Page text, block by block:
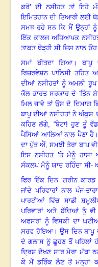
ਕਰੋ’ਦੀ ਨਸੀਹਤ ਤਾਂ ਇਹੋ
ਇਮਿਤਹਾਨ ਦੀ ਤਿਆਰੀ ਲਈ
ਸਮਝ ਰਹੇ ਸਨ ਕਿ ਮੈਂ ਉਨ੍ਹਾਂ ਨੂੰ
ਇੱਕ ਕਾਲਜ ਅਧਿਆਪਕ
ਤਾਕਤ ਥੋੜ੍ਹੀ ਸੀ ਜਿਸ ਨਾਲ
ਸਮਾਂ ਬੀਤਦਾ ਗਿਆ।ਬਾਪੂ
ਰਿਜ਼ਰਵੇਸ਼ਨ ਪਾਲਿਸੀ
ਦੀਆਂ ਨਸੀਹਤਾਂ ਨੂੰ ਅਮਲੀ ਰੂਪ
ਕੋਲ ਭਾਰਤ ਸਰਕਾਰ ਦੇ ‘ਤਿੰਨ
ਮਿਲ ਜਾਵੇ ਤਾਂ ਉਸ ਦੇ ਦਿਮਾਗ
ਬਾਪੂ ਦੀਆਂ ਨਸੀਹਤਾਂ ਨੇ ਅੰਕੁਸ਼
ਕਹਿਣ ਲੱਗੇ, “ਬੇਟਾ! ਹੁਣ ਤੂੰ
ਪੈਸਿਆਂ ਆਲਿਆਂ ਨਾਲ ਪੈਣਾ ਹੈ।
ਦਾ ਪੁੱਤ ਐਂ,ਸਮਝੀ ਤੇਰਾ ਬਾਪ
ਇਸ ਨਸੀਹਤ ’ਤੇ ਮੈਨੂੰ ਹਾਸਾ
ਸੰਕਲਪ ਮੈਨੂੰ ਯਾਦ ਰਹਿੰਦਾ ਸੀ-
ਫਿਰ ਇੱਕ ਦਿਨ ‘ਗਰੀਨ
ਜਾਂਦੇ ਪਰਿਵਾਰਾਂ ਨਾਲ ਪੰਜ-
ਪਾਰਟੀਆਂ ਵਿੱਚ ਸਾਡੀ
ਪਰਿਵਾਰਾਂ ਅਤੇ ਬੱਚਿਆਂ ਨੂੰ
ਅਫਸਰਾਂ ਨੂੰ ਵਿਸਕੀ ਦਾ
ਸਰਵ ਹੋਇਆ। ਉਸ ਦਿਨ ਬਾਪੂ
ਦੇ ਗਲਾਸ ਨੂੰ ਛੂਹਣ ਤੋਂ ਪਹਿਲਾਂ
ਦ੍ਰਿਸ਼ ਦੇਖਣ ਸਾਰ ਮੇਰਾ ਮੱਥਾ
ਕੇ ਮੈਂ ਡਰਿੰਕ ਲੈਣ ਤੋਂ ਮਨ੍ਹਾਂ